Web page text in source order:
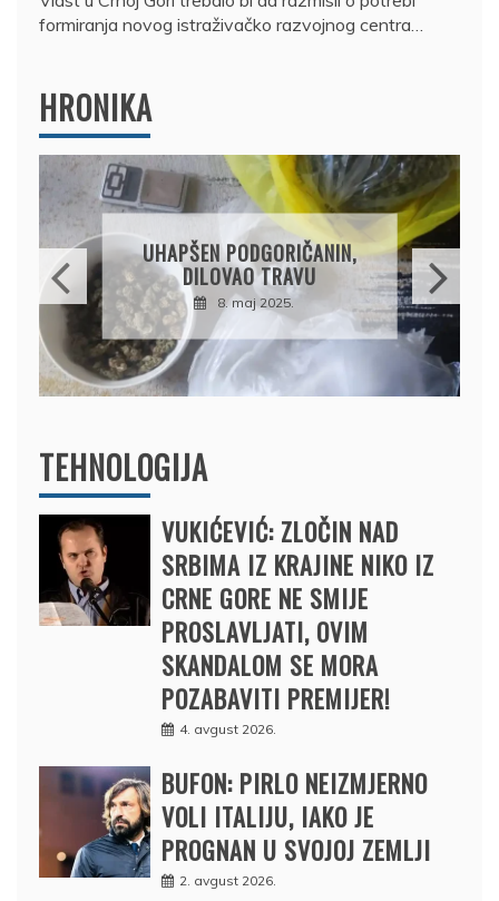
formiranja novog istraživačko razvojnog centra…
HRONIKA
DRŽAVLJANIN RUSIJE
OSUMNJIČEN DA JE
PRODAO TUĐI BMW,
DRŽAVU NAPUSTIO
BRODOM
12. februar 2025.
TEHNOLOGIJA
VUKIĆEVIĆ: ZLOČIN NAD
SRBIMA IZ KRAJINE NIKO IZ
CRNE GORE NE SMIJE
PROSLAVLJATI, OVIM
SKANDALOM SE MORA
POZABAVITI PREMIJER!
4. avgust 2026.
BUFON: PIRLO NEIZMJERNO
VOLI ITALIJU, IAKO JE
PROGNAN U SVOJOJ ZEMLJI
2. avgust 2026.